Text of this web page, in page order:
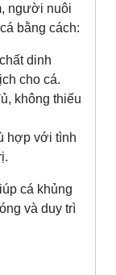
người nuôi
bằng cách:
dinh
cho cá.
không thiếu
hợp với tình
cá khủng
và duy trì